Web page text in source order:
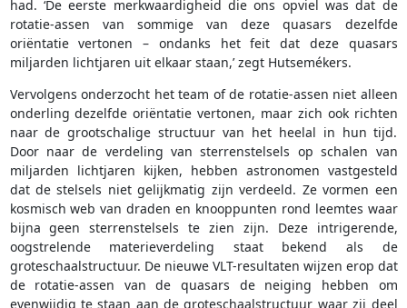
had. ‘De eerste merkwaardigheid die ons opviel was dat de
rotatie-assen van sommige van deze quasars dezelfde
oriëntatie vertonen – ondanks het feit dat deze quasars
miljarden lichtjaren uit elkaar staan,’ zegt Hutsemékers.
Vervolgens onderzocht het team of de rotatie-assen niet alleen
onderling dezelfde oriëntatie vertonen, maar zich ook richten
naar de grootschalige structuur van het heelal in hun tijd.
Door naar de verdeling van sterrenstelsels op schalen van
miljarden lichtjaren kijken, hebben astronomen vastgesteld
dat de stelsels niet gelijkmatig zijn verdeeld. Ze vormen een
kosmisch web van draden en knooppunten rond leemtes waar
bijna geen sterrenstelsels te zien zijn. Deze intrigerende,
oogstrelende materieverdeling staat bekend als de
groteschaalstructuur. De nieuwe VLT-resultaten wijzen erop dat
de rotatie-assen van de quasars de neiging hebben om
evenwijdig te staan aan de groteschaalstructuur waar zij deel